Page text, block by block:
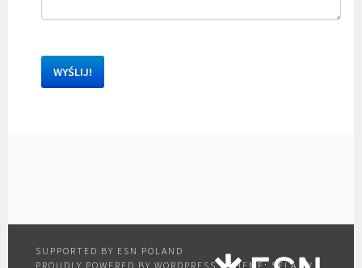
PROUDLY POWERED BY WORDPRESS |THEME: SELA BY